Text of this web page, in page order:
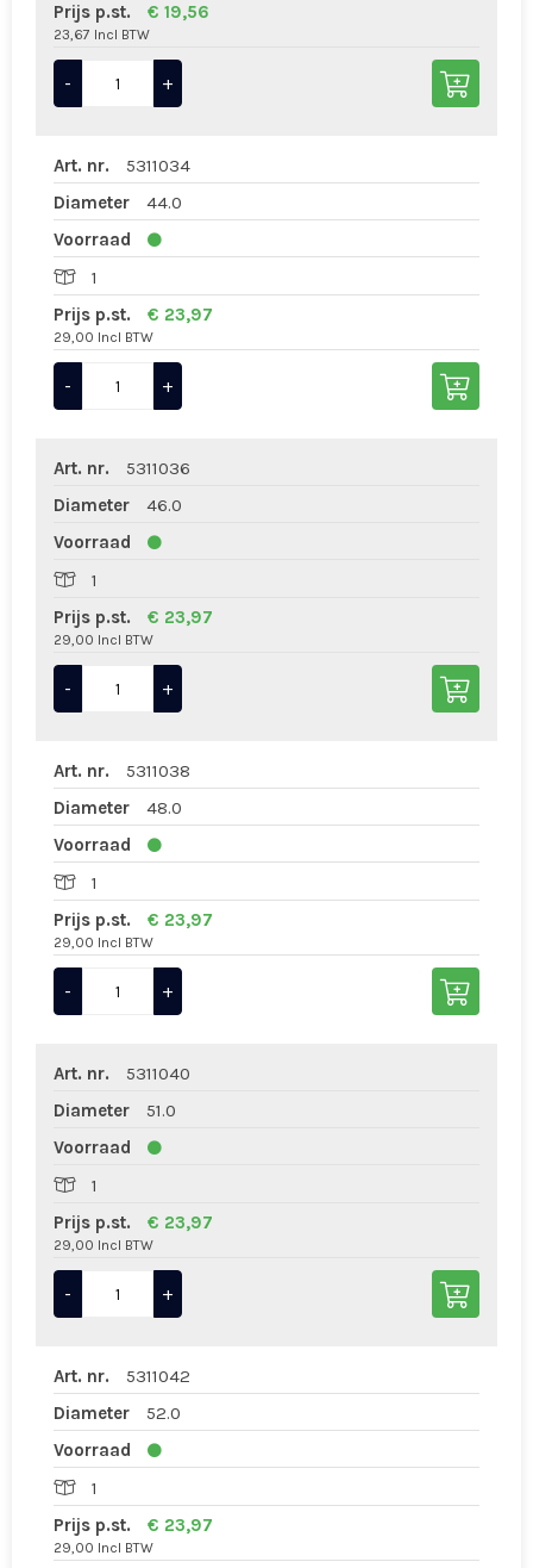
Prijs p.st.
€ 19,56
23,67 Incl BTW
- +
Art. nr.
5311034
Diameter
44.0
Voorraad
1
Prijs p.st.
€ 23,97
29,00 Incl BTW
- +
Art. nr.
5311036
Diameter
46.0
Voorraad
1
Prijs p.st.
€ 23,97
29,00 Incl BTW
- +
Art. nr.
5311038
Diameter
48.0
Voorraad
1
Prijs p.st.
€ 23,97
29,00 Incl BTW
- +
Art. nr.
5311040
Diameter
51.0
Voorraad
1
Prijs p.st.
€ 23,97
29,00 Incl BTW
- +
Art. nr.
5311042
Diameter
52.0
Voorraad
1
Prijs p.st.
€ 23,97
29,00 Incl BTW